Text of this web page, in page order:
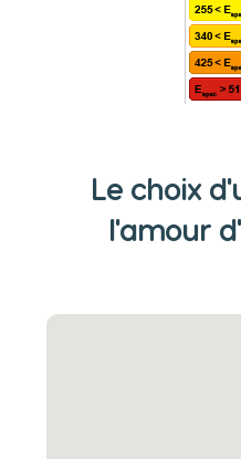
Le choix
l'amour